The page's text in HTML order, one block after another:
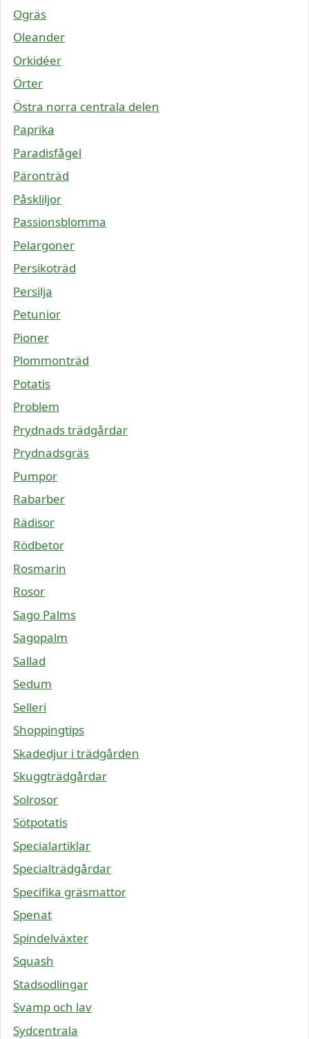
Ogräs
Oleander
Orkidéer
Örter
Östra norra centrala delen
Paprika
Paradisfågel
Päronträd
Påskliljor
Passionsblomma
Pelargoner
Persikoträd
Persilja
Petunior
Pioner
Plommonträd
Potatis
Problem
Prydnads trädgårdar
Prydnadsgräs
Pumpor
Rabarber
Rädisor
Rödbetor
Rosmarin
Rosor
Sago Palms
Sagopalm
Sallad
Sedum
Selleri
Shoppingtips
Skadedjur i trädgården
Skuggträdgårdar
Solrosor
Sötpotatis
Specialartiklar
Specialträdgårdar
Specifika gräsmattor
Spenat
Spindelväxter
Squash
Stadsodlingar
Svamp och lav
Sydcentrala